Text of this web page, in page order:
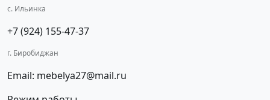
с. Ильинка
+7 (924) 155-47-37
г. Биробиджан
Email: mebelya27@mail.ru